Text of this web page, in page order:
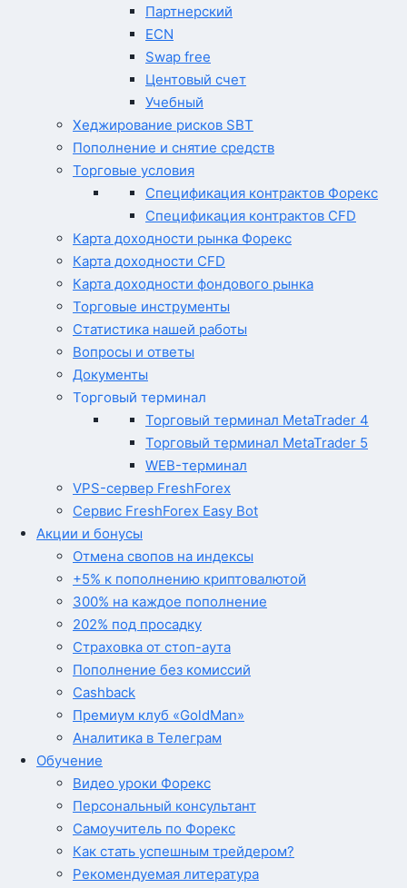
Партнерский
ECN
Swap free
Центовый счет
Учебный
Хеджирование рисков SBT
Пополнение и снятие средств
Торговые условия
Спецификация контрактов Форекс
Спецификация контрактов CFD
Карта доходности рынка Форекс
Карта доходности CFD
Карта доходности фондового рынка
Торговые инструменты
Статистика нашей работы
Вопросы и ответы
Документы
Торговый терминал
Торговый терминал MetaTrader 4
Торговый терминал MetaTrader 5
WEB-терминал
VPS-сервер FreshForex
Сервис FreshForex Easy Bot
Акции и бонусы
Отмена свопов на индексы
+5% к пополнению криптовалютой
300% на каждое пополнение
202% под просадку
Страховка от стоп-аута
Пополнение без комиссий
Cashback
Премиум клуб «GoldMan»
Аналитика в Телеграм
Обучение
Видео уроки Форекс
Персональный консультант
Самоучитель по Форекс
Как стать успешным трейдером?
Рекомендуемая литература